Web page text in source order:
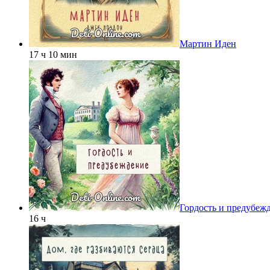
Мартин Иден
17 ч 10 мин
Гордость и
16 ч